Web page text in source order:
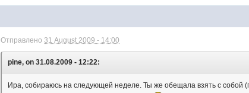
Отправлено31 August 2009 - 14:00
pine, on 31.08.2009 - 12:22:
Ира, собираюсь на следующей неделе. Ты же обещала взять с собой